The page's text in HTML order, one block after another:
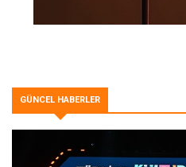
GÜNCEL HABERLER